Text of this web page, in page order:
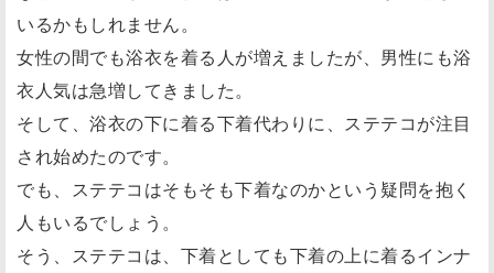
いるかもしれません。
女性の間でも浴衣を着る人が増えましたが、男性にも浴
衣人気は急増してきました。
そして、浴衣の下に着る下着代わりに、ステテコが注目
され始めたのです。
でも、ステテコはそもそも下着なのかという疑問を抱く
人もいるでしょう。
そう、ステテコは、下着としても下着の上に着るインナ